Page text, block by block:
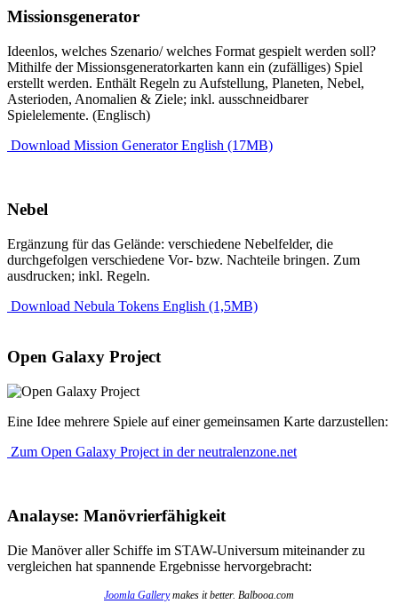
Missionsgenerator
Ideenlos, welches Szenario/ welches Format gespielt werden soll?
Mithilfe der Missionsgeneratorkarten kann ein (zufälliges) Spiel
erstellt werden. Enthält Regeln zu Aufstellung, Planeten, Nebel,
Asterioden, Anomalien & Ziele; inkl. ausschneidbarer
Spielelemente. (Englisch)
Download Mission Generator English (17MB)
Nebel
Ergänzung für das Gelände: verschiedene Nebelfelder, die
durchgefolgen verschiedene Vor- bzw. Nachteile bringen. Zum
ausdrucken; inkl. Regeln.
Download Nebula Tokens English (1,5MB)
Open Galaxy Project
Eine Idee mehrere Spiele auf einer gemeinsamen Karte darzustellen:
Zum Open Galaxy Project in der neutralenzone.net
Analayse: Manövrierfähigkeit
Die Manöver aller Schiffe im STAW-Universum miteinander zu
vergleichen hat spannende Ergebnisse hervorgebracht:
Joomla Gallerymakes it better. Balbooa.com